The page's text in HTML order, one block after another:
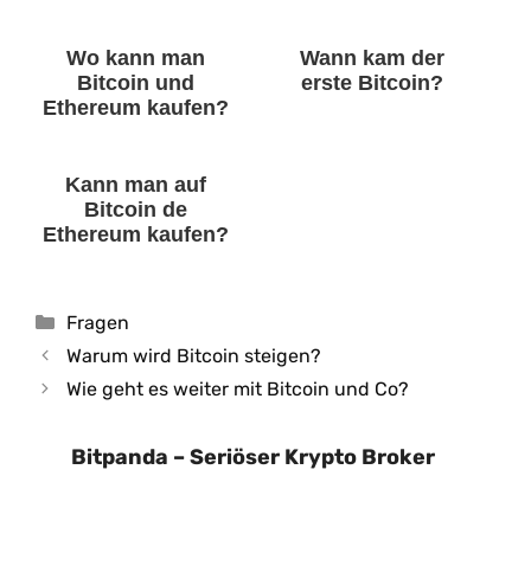
Wo kann man
Bitcoin und
Ethereum kaufen?
Wann kam der
erste Bitcoin?
Kann man auf
Bitcoin de
Ethereum kaufen?
Kategorien
Fragen
Warum wird Bitcoin steigen?
Wie geht es weiter mit Bitcoin und Co?
Bitpanda – Seriöser Krypto Broker